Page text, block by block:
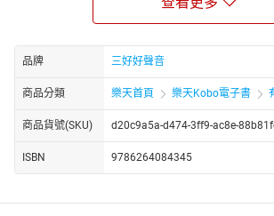
定的陰影、或是討好他人的慣性，其實仍活在
心理印記不只是記憶，而是持續影響你每一次
▎你以為在做選擇，其實早已被推著走
決策心理學告訴我們：「理性」只是故事的
們的，是無意識的感受與過去的經驗記憶。本
式，拆解賭徒謬誤、沉沒成本、後悔預期等心
不清選擇背後的結構性限制。
品牌 三好好聲音
商品分類 樂天首頁 樂天Kobo電子書
商品貨號(SKU) d20c9a5a-d474-3ff9-ac8e-
ISBN 9786264084345